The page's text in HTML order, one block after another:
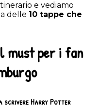
e vediamo
delle 10 tappe che
must per i fan
scrivere Harry Potter